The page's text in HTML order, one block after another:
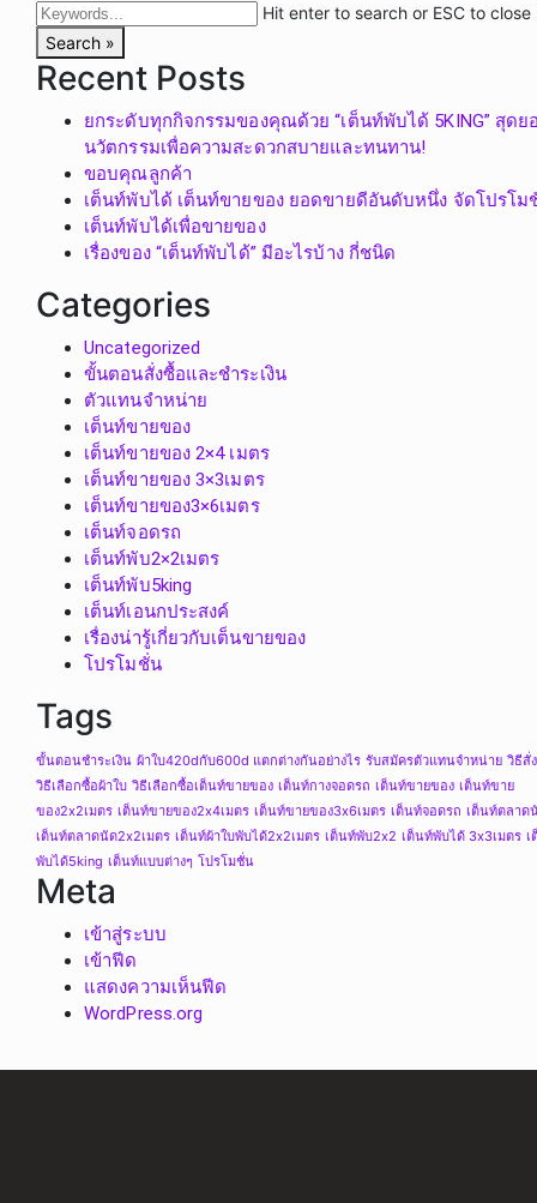
Hit enter to search or ESC to close
Search »
Recent Posts
ยกระดับทุกกิจกรรมของคุณด้วย “เต็นท์พับได้ 5KING” สุดย
นวัตกรรมเพื่อความสะดวกสบายและทนทาน!
ขอบคุณลูกค้า
เต็นท์พับได้ เต็นท์ขายของ ยอดขายดีอันดับหนึ่ง จัดโปรโม
เต็นท์พับได้เพื่อขายของ
เรื่องของ “เต็นท์พับได้” มีอะไรบ้าง กี่ชนิด
Categories
Uncategorized
ขั้นตอนสั่งซื้อและชำระเงิน
ตัวแทนจำหน่าย
เต็นท์ขายของ
เต็นท์ขายของ 2×4 เมตร
เต็นท์ขายของ 3×3เมตร
เต็นท์ขายของ3×6เมตร
เต็นท์จอดรถ
เต็นท์พับ2×2เมตร
เต็นท์พับ5king
เต็นท์เอนกประสงค์
เรื่องน่ารู้เกี่ยวกับเต็นขายของ
โปรโมชั่น
Tags
ขั้นตอนชำระเงิน ผ้าใบ420dกับ600d แตกต่างกันอย่างไร รับสมัครตัวแทนจำหน่าย วิธีสั่
วิธีเลือกซื้อผ้าใบ วิธีเลือกซื้อเต็นท์ขายของ เต็นท์กางจอดรถ เต็นท์ขายของ เต็นท์ขาย
ของ2x2เมตร เต็นท์ขายของ2x4เมตร เต็นท์ขายของ3x6เมตร เต็นท์จอดรถ เต็นท์ตลาด
เต็นท์ตลาดนัด2x2เมตร เต็นท์ผ้าใบพับได้2x2เมตร เต็นท์พับ2x2 เต็นท์พับได้ 3x3เมตร เ
พับได้5king เต็นท์แบบต่างๆ โปรโมชั่น
Meta
เข้าสู่ระบบ
เข้าฟีด
แสดงความเห็นฟีด
WordPress.org